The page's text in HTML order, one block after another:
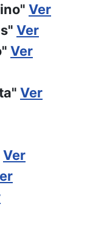
Ver
Ver
Ver
Ver
Ver